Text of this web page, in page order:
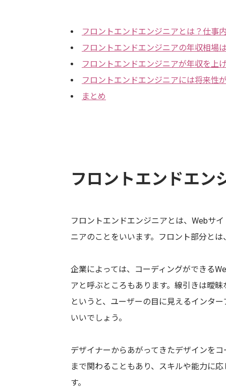
フロントエンドエンジニアとは？仕事
フロントエンドエンジニアの年収相場
フロントエンドエンジニアが年収を上
フロントエンドエンジニアには将来性
まとめ
フロントエンドエン
フロントエンドエンジニアとは、Webサ
ニアのことをいいます。フロント部分と
企業によっては、コーディングができる
アと呼ぶところもあります。線引きは曖
というと、ユーザーの目に見えるインタ
いいでしょう。
デザイナーからあがってきたデザインを
まで関わることもあり、スキルや能力に
す。